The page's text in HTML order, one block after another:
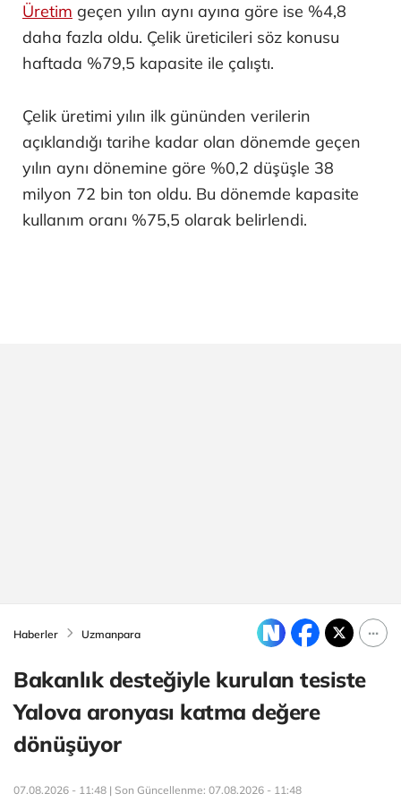
Üretim geçen yılın aynı ayına göre ise %4,8
daha fazla oldu. Çelik üreticileri söz konusu
haftada %79,5 kapasite ile çalıştı.
Çelik üretimi yılın ilk gününden verilerin
açıklandığı tarihe kadar olan dönemde geçen
yılın aynı dönemine göre %0,2 düşüşle 38
milyon 72 bin ton oldu. Bu dönemde kapasite
kullanım oranı %75,5 olarak belirlendi.
Haberler Uzmanpara
Bakanlık desteğiyle kurulan tesiste
Yalova aronyası katma değere
dönüşüyor
07.08.2026 - 11:48 | Son Güncellenme: 07.08.2026 - 11:48